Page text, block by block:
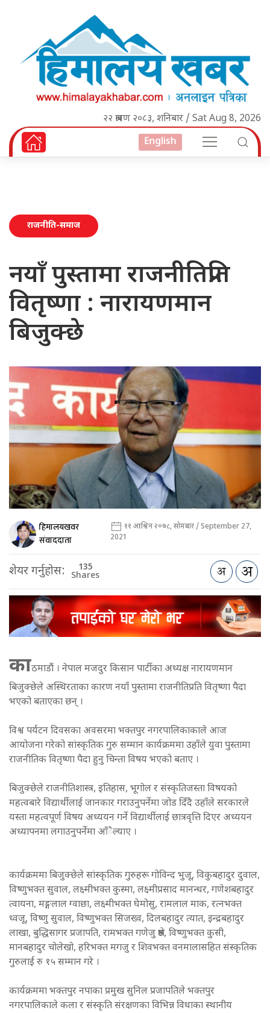
२२ श्रावण २०८३, शनिबार / Sat Aug 8, 2026
English
राजनीति-समाज
नयाँ पुस्तामा राजनीतिप्रति
वितृष्णा : नारायणमान
बिजुक्छे
हिमालयखवर
संवाददाता
११ आश्विन २०७८, सोमबार / September 27,
2021
शेयर गर्नुहोस: 135
Shares
काठमाडौं । नेपाल मजदुर किसान पार्टीका अध्यक्ष नारायणमान
बिजुक्छेले अस्थिरताका कारण नयाँ पुस्तामा राजनीतिप्रति वितृष्णा पैदा
भएको बताएका छन् ।
विश्व पर्यटन दिवसका अवसरमा भक्तपुर नगरपालिकाकाले आज
आयोजना गरेको सांस्कृतिक गुरु सम्मान कार्यक्रममा उहाँले युवा पुस्तामा
राजनीतिक वितृष्णा पैदा हुनु चिन्ता विषय भएको बताए ।
बिजुक्छेले राजनीतिशास्त्र, इतिहास, भूगोल र संस्कृतिजस्ता विषयको
महत्वबारे विद्यार्थीलाई जानकार गराउनुपर्नेमा जोड दिँदै उहाँले सरकारले
यस्ता महत्वपूर्ण विषय अध्ययन गर्ने विद्यार्थीलाई छात्रवृत्ति दिएर अध्ययन
अध्यापनमा लगाउनुपर्नेमा आँैल्याए ।
कार्यक्रममा बिजुक्छेले सांस्कृतिक गुरुहरू गोविन्द भुजू, विकुबहादुर दुवाल,
विष्णुभक्त सुवाल, लक्ष्मीभक्त कुस्मा, लक्ष्मीप्रसाद मानन्धर, गणेशबहादुर
त्वायना, मङ्गलाल ग्वाछा, लक्ष्मीभक्त घेमोसु, रामलाल माक, रत्नभक्त
ध्वजू, विष्णु सुवाल, विष्णुभक्त सिजख्व, दिलबहादुर त्यात, इन्द्रबहादुर
लाखा, बुद्धिसागर प्रजापति, रामभक्त गणेजु श्रेष्ठ, विष्णुभक्त कुसी,
मानबहादुर चोलेखो, हरिभक्त मगजु र शिवभक्त वनमालासहित संस्कृतिक
गुरुलाई रु १५ सम्मान गरे ।
कार्यक्रममा भक्तपुर नपाका प्रमुख सुनिल प्रजापतिले भक्तपुर
नगरपालिकाले कला र संस्कृति संरक्षणका विभिन्न विधाका स्थानीय